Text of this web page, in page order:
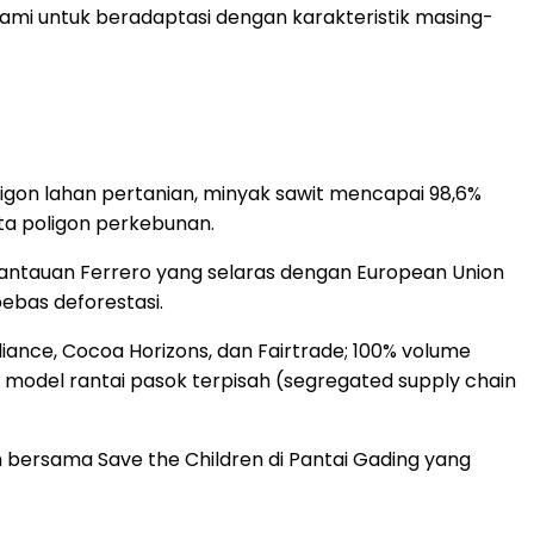
untuk beradaptasi dengan karakteristik masing-
lahan pertanian, minyak sawit mencapai 98,6%
poligon perkebunan.
Ferrero yang selaras dengan European Union
deforestasi.
Cocoa Horizons, dan Fairtrade; 100% volume
model rantai pasok terpisah (segregated supply chain
Save the Children di Pantai Gading yang